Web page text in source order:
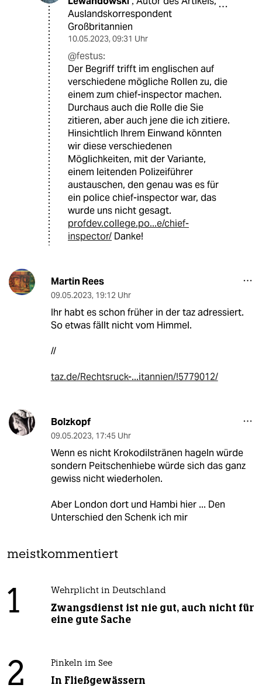
Auslandskorrespondent
Großbritannien
10.05.2023, 09:31 Uhr
@festus:
Der Begriff trifft im englischen auf
verschiedene mögliche Rollen zu, die
einem zum chief-inspector machen.
Durchaus auch die Rolle die Sie
zitieren, aber auch jene die ich zitiere.
Hinsichtlich Ihrem Einwand könnten
wir diese verschiedenen
Möglichkeiten, mit der Variante,
einem leitenden Polizeiführer
austauschen, den genau was es für
ein police chief-inspector war, das
wurde uns nicht gesagt.
profdev.college.po...e/chief-
inspector/ Danke!
Martin Rees
09.05.2023, 19:12 Uhr
Ihr habt es schon früher in der taz adressiert.
So etwas fällt nicht vom Himmel.
//
taz.de/Rechtsruck-...itannien/!5779012/
Bolzkopf
09.05.2023, 17:45 Uhr
Wenn es nicht Krokodilstränen hageln würde
sondern Peitschenhiebe würde sich das ganz
gewiss nicht wiederholen.
Aber London dort und Hambi hier ... Den
Unterschied den Schenk ich mir
meistkommentiert
1 Wehrplicht in Deutschland
Zwangsdienst ist nie gut, auch nicht für
eine gute Sache
2 Pinkeln im See
In Fließgewässern